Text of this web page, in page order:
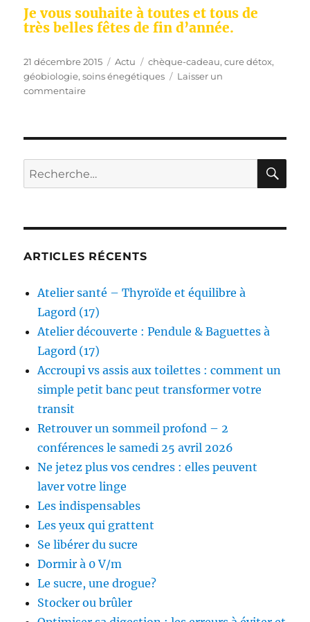
Je vous souhaite à toutes et tous de
très belles fêtes de fin d’année.
Publié
le
21 décembre 2015 Catégories
Actu Étiquettes
chèque-cadeau,cure détox,
géobiologie,soins énegétiques
Laisser un
commentairesur
Recherche
pour :
ARTICLES RÉCENTS
Atelier santé – Thyroïde et équilibre à
Lagord (17)
Atelier découverte : Pendule & Baguettes à
Lagord (17)
Accroupi vs assis aux toilettes : comment un
simple petit banc peut transformer votre
transit
Retrouver un sommeil profond – 2
conférences le samedi 25 avril 2026
Ne jetez plus vos cendres : elles peuvent
laver votre linge
Les indispensables
Les yeux qui grattent
Se libérer du sucre
Dormir à 0 V/m
Le sucre, une drogue?
Stocker ou brûler